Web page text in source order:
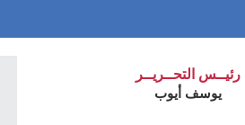
رئيــس التحــريــر
يوسف أيوب